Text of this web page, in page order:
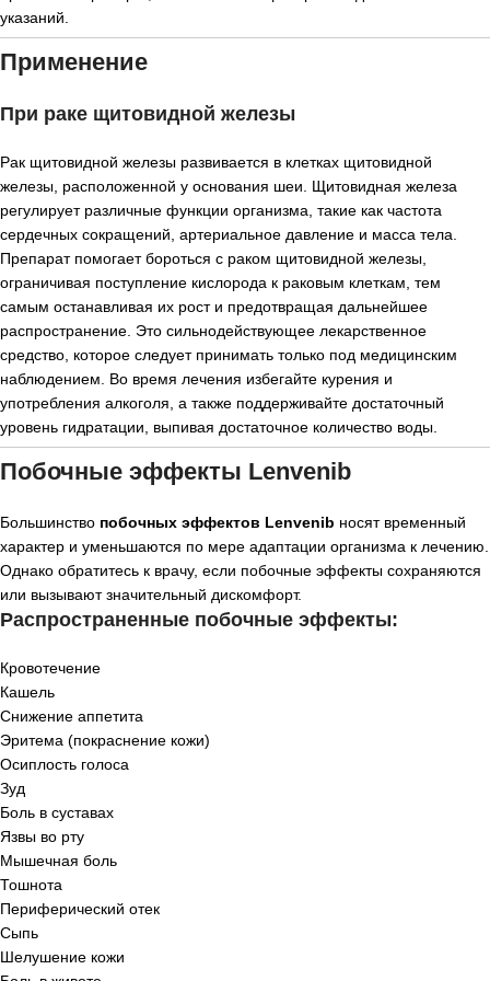
указаний.
Применение
При раке щитовидной железы
Рак щитовидной железы развивается в клетках щитовидной
железы, расположенной у основания шеи. Щитовидная железа
регулирует различные функции организма, такие как частота
сердечных сокращений, артериальное давление и масса тела.
Препарат помогает бороться с раком щитовидной железы,
ограничивая поступление кислорода к раковым клеткам, тем
самым останавливая их рост и предотвращая дальнейшее
распространение. Это сильнодействующее лекарственное
средство, которое следует принимать только под медицинским
наблюдением. Во время лечения избегайте курения и
употребления алкоголя, а также поддерживайте достаточный
уровень гидратации, выпивая достаточное количество воды.
Побочные эффекты Lenvenib
Большинство побочных эффектов Lenvenib носят временный
характер и уменьшаются по мере адаптации организма к лечению.
Однако обратитесь к врачу, если побочные эффекты сохраняются
или вызывают значительный дискомфорт.
Распространенные побочные эффекты:
Кровотечение
Кашель
Снижение аппетита
Эритема (покраснение кожи)
Осиплость голоса
Зуд
Боль в суставах
Язвы во рту
Мышечная боль
Тошнота
Периферический отек
Сыпь
Шелушение кожи